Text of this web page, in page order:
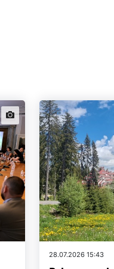
news.images
28.07.2026 15:43